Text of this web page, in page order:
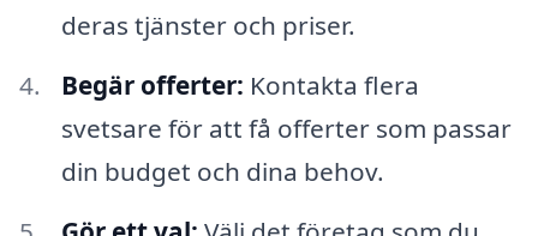
deras tjänster och priser.
Begär offerter: Kontakta flera
svetsare för att få offerter som passar
din budget och dina behov.